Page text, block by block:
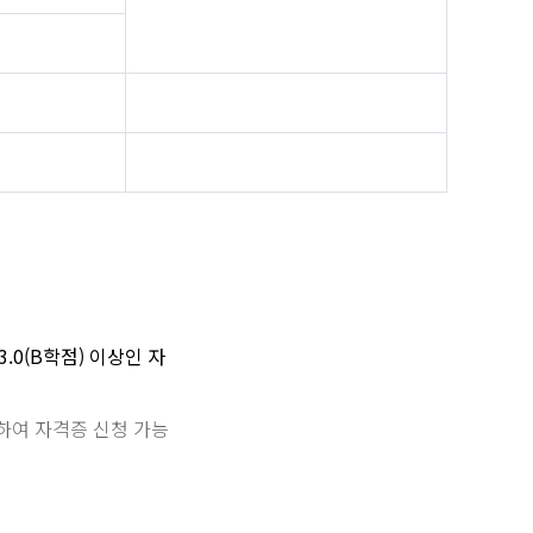
학점) 이상인 자
여 자격증 신청 가능